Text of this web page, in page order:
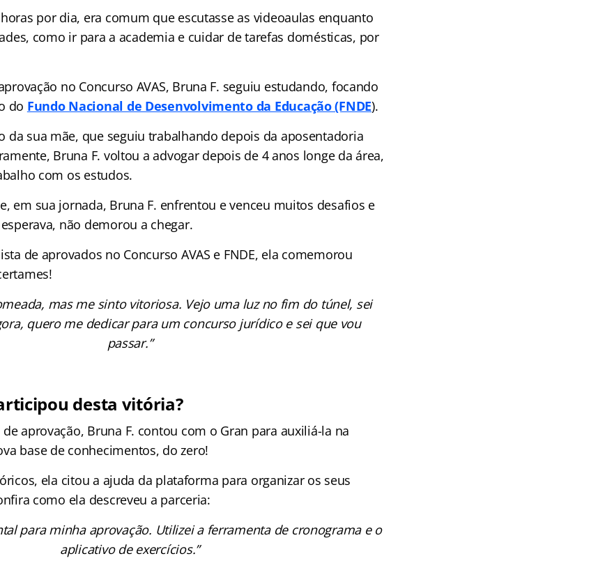
por dia, era comum que escutasse as videoaulas enquanto
como ir para a academia e cuidar de tarefas domésticas, por
no Concurso AVAS, Bruna F. seguiu estudando, focando
do Fundo Nacional de Desenvolvimento da Educação (FNDE).
da sua mãe, que seguiu trabalhando depois da aposentadoria
Bruna F. voltou a advogar depois de 4 anos longe da área,
com os estudos.
em sua jornada, Bruna F. enfrentou e venceu muitos desafios e
não demorou a chegar.
de aprovados no Concurso AVAS e FNDE, ela comemorou
mas me sinto vitoriosa. Vejo uma luz no fim do túnel, sei
quero me dedicar para um concurso jurídico e sei que vou
passar.”
desta vitória?
aprovação, Bruna F. contou com o Gran para auxiliá-la na
base de conhecimentos, do zero!
ela citou a ajuda da plataforma para organizar os seus
como ela descreveu a parceria:
para minha aprovação. Utilizei a ferramenta de cronograma e o
aplicativo de exercícios.”